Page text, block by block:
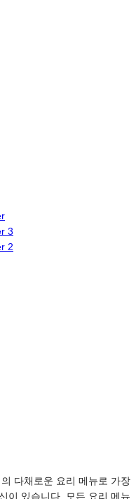
다채로운 요리 메뉴로 가장
이 있습니다. 모든 요리 메뉴